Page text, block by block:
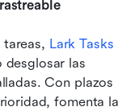
Lark Tasks
las
Con plazos
fomenta la